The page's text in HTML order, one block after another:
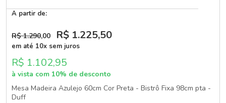
A partir de:
R$ 1.290,00 R$ 1.225,50
em até 10x sem juros
R$ 1.102,95
à vista com 10% de desconto
Mesa Madeira Azulejo 60cm Cor Preta - Bistrô Fixa 98cm pta -
Duff